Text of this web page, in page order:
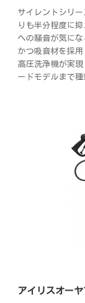
サイレントシリ
りも半分程度に
への騒音が気に
かつ吸音材を採
高圧洗浄機が実
ードモデルまで種
アイリスオー